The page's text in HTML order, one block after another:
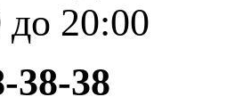
20:00
38-38